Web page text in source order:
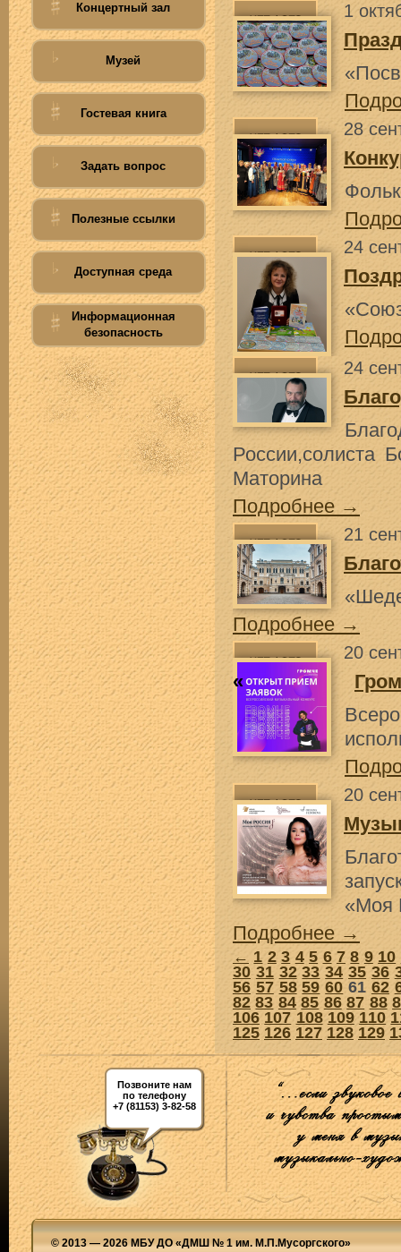
Концертный зал
Музей
Гостевая книга
Задать вопрос
Полезные ссылки
Доступная среда
Информационная
безопасность
1
28
24
24
России,солиста
Маторина
Подробнее →
21
Подробнее →
20
«
20
«Моя
Подробнее →
← 1 2 3 4 5 6 7 8 9 10
30 31 32 33 34 35 36
56 57 58 59 60 61 62
82 83 84 85 86 87 88
106 107 108 109 110
125 126 127 128 129
Позвоните нам
по телефону
+7 (81153) 3-82-58
© 2013 — 2026 МБУ ДО «ДМШ № 1 им. М.П.Мусоргского»